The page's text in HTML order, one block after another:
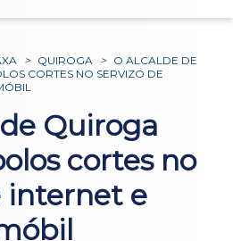
> QUIROGA > O ALCALDE DE
CORTES NO SERVIZO DE
Quiroga
cortes no
internet e